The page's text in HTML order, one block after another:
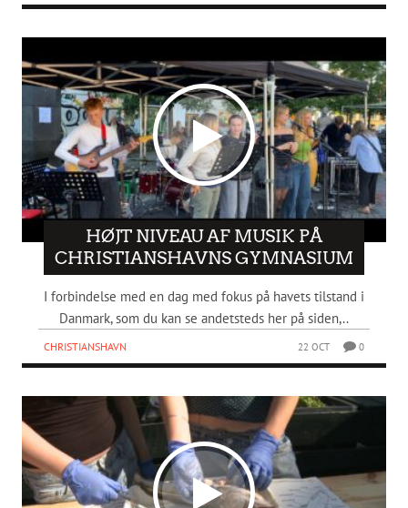
HØJT NIVEAU AF MUSIK PÅ
CHRISTIANSHAVNS GYMNASIUM
I forbindelse med en dag med fokus på havets tilstand i
Danmark, som du kan se andetsteds her på siden,..
CHRISTIANSHAVN 22 OCT 0